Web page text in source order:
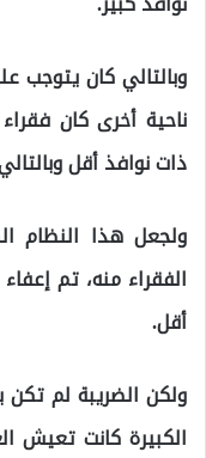
وبالتالي كان يتوجب
ناحية أخرى كان
ذات نوافذ أقل
ولجعل هذا النظام
أقل.
ولكن الضريبة لم تكن
الكبيرة كانت تعيش